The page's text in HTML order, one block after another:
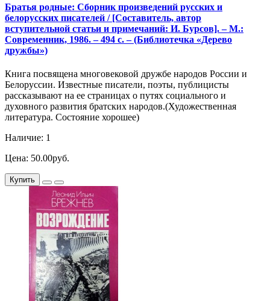
Братья родные: Сборник произведений русских и
белорусских писателей / [Составитель, автор
вступительной статьи и примечаний: И. Бурсов]. – М.:
Современник, 1986. – 494 с. – (Библиотечка «Дерево
дружбы»)
Книга посвящена многовековой дружбе народов России и
Белоруссии. Известные писатели, поэты, публицисты
рассказывают на ее страницах о путях социального и
духовного развития братских народов.(Художественная
литература. Состояние хорошее)
Наличие: 1
Цена: 50.00руб.
Купить